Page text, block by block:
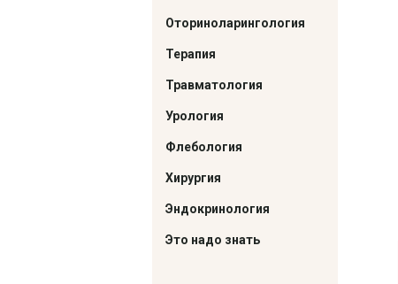
Оториноларингология
Терапия
Травматология
Урология
Флебология
Хирургия
Эндокринология
Это надо знать